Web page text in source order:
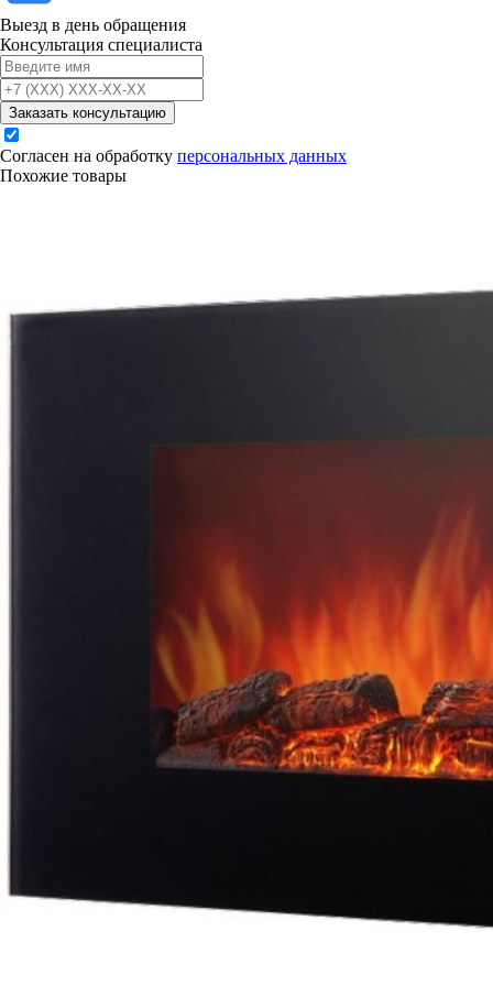
Выезд в день обращения
Консультация специалиста
Заказать консультацию
Согласен на обработку персональных данных
Похожие товары